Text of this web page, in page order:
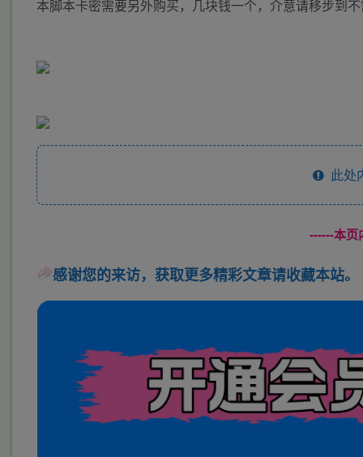
本脚本卡密需要另外购买，几块钱一个，介意请移步到
此处
------本页
感谢您的来访，获取更多精彩文章请收藏本站。